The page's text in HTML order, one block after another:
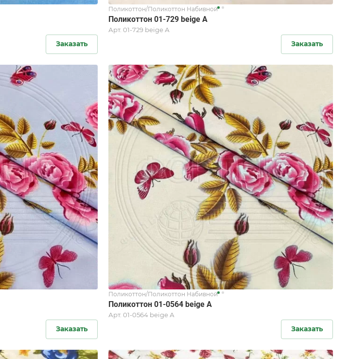
Заказать
Поликоттон/Поликоттон Набивной
Поликоттон 01-729 beige А
Арт. 01-729 beige А
Заказать
Заказать
Поликоттон/Поликоттон Набивной
Поликоттон 01-0564 beige А
Арт. 01-0564 beige А
Заказать